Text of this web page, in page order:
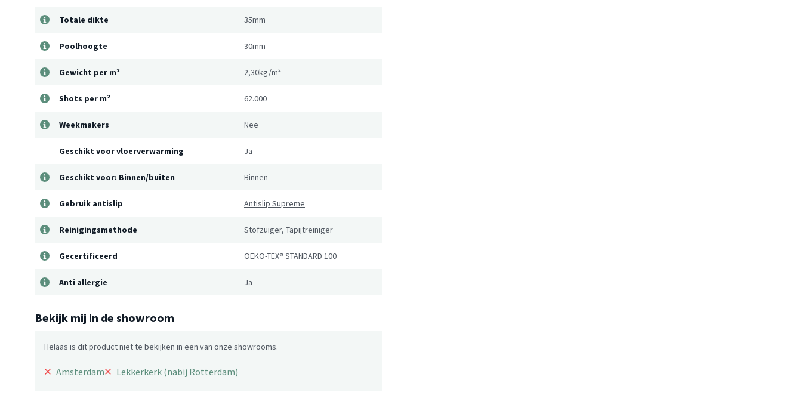
Totale dikte 35mm
Poolhoogte 30mm
Gewicht per m² 2,30kg/m²
Shots per m² 62.000
Weekmakers Nee
Geschikt voor vloerverwarming Ja
Geschikt voor: Binnen/buiten Binnen
Gebruik antislip Antislip Supreme
Reinigingsmethode Stofzuiger, Tapijtreiniger
Gecertificeerd OEKO-TEX® STANDARD 100
Anti allergie Ja
Bekijk mij in de showroom
Helaas is dit product niet te bekijken in een van onze showrooms.
× Amsterdam× Lekkerkerk (nabij Rotterdam)